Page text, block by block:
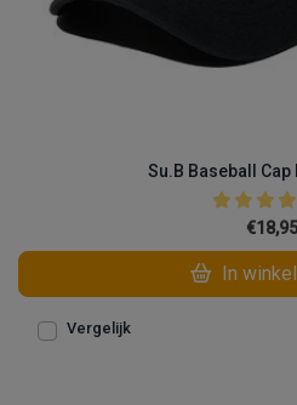
Su.B Baseball Cap
€18,95
In
Vergelijk